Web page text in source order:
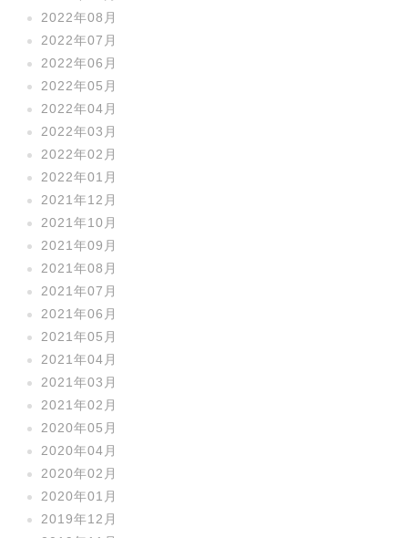
2022年08月
2022年07月
2022年06月
2022年05月
2022年04月
2022年03月
2022年02月
2022年01月
2021年12月
2021年10月
2021年09月
2021年08月
2021年07月
2021年06月
2021年05月
2021年04月
2021年03月
2021年02月
2020年05月
2020年04月
2020年02月
2020年01月
2019年12月